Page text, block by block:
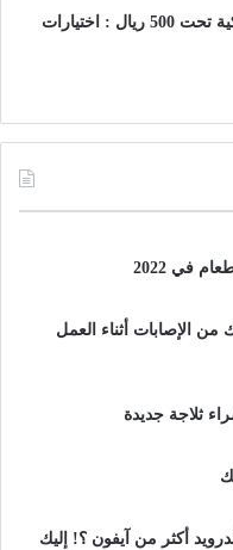
أفضل الساعات الذكية تحت 500 ريال : اختيارات
الإصابات أثناء العمل
ثلاجة جديدة
أكثر من آيفون ؟! إليك